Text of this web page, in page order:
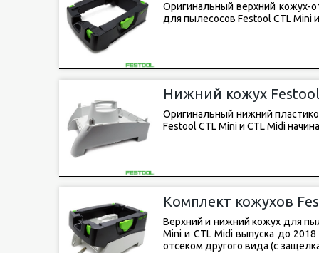
Оригинальный верхний кожух-
для пылесосов Festool CTL Mini
Нижний кожух Festool
Оригинальный нижний
Festool CTL Mini и CTL Midi
Комплект кожухов
Верхний и нижний кожух для
Mini и CTL Midi выпуска до
отсеком другого вида (с